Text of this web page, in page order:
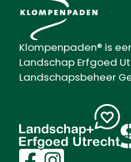
Klompenpaden® is
Landschap Erfgoed
Landschapsbeheer